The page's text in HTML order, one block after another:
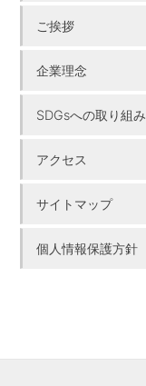
ご挨拶
企業理念
SDGsへの取り組み
アクセス
サイトマップ
個人情報保護方針